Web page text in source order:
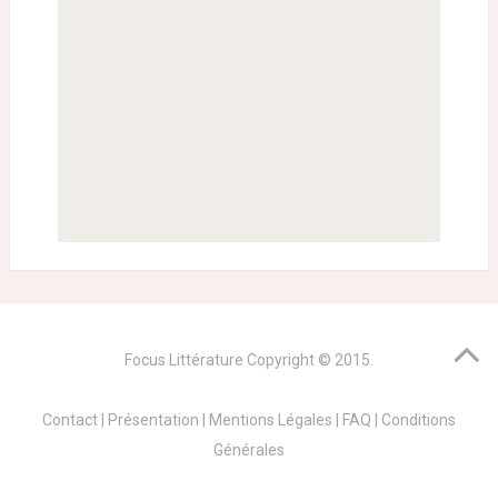
Focus Littérature Copyright © 2015.
Contact Présentation Mentions Légales FAQ
Conditions
Générales